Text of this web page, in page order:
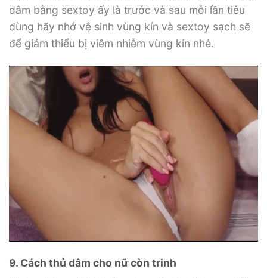
dâm bằng sextoy ấy là trước và sau mỗi lần tiêu
dùng hãy nhớ vệ sinh vùng kín và sextoy sạch sẽ
để giảm thiểu bị viêm nhiễm vùng kín nhé.
9. Cách thủ dâm cho nữ còn trinh